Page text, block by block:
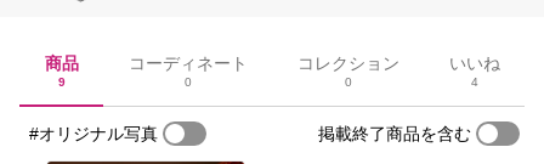
商品
9
コーディネート
0
コレクション
0
いいね
4
#オリジナル写真 掲載終了商品を含む